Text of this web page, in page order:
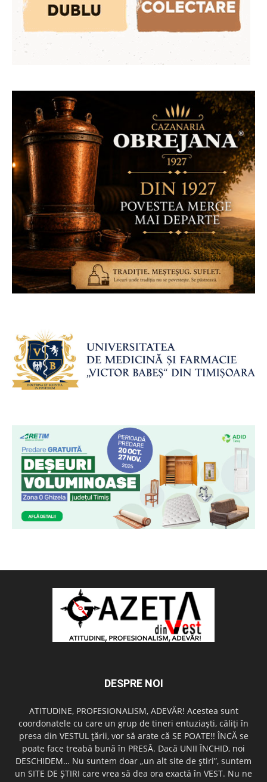
DESPRE NOI
ATITUDINE, PROFESIONALISM, ADEVĂR! Acestea sunt
coordonatele cu care un grup de tineri entuziaşti, căliţi în
presa din VESTUL ţării, vor să arate că SE POATE!! ÎNCĂ se
poate face treabă bună în PRESĂ. Dacă UNII ÎNCHID, noi
DESCHIDEM… Nu suntem doar „un alt site de ştiri”, suntem
un SITE DE ŞTIRI care vrea să dea ora exactă în VEST. Nu ne